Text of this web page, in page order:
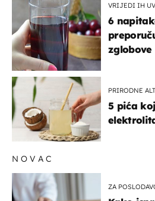
VRIJEDI IH
6
zglobove
PRIRODNE
5 pića
NOVAC
ZA